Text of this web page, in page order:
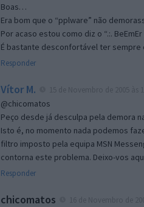
Boas…
Era bom que o “pplware” não
Por acaso estou como diz o “.:.
É bastante desconfortável ter sempre
Responder
Vítor M.
@chicomatos
Peço desde já desculpa pela demora
Isto é, no momento nada podemos
filtro imposto pela equipa MSN
contorna este problema. Deixo-vos
Responder
chicomatos